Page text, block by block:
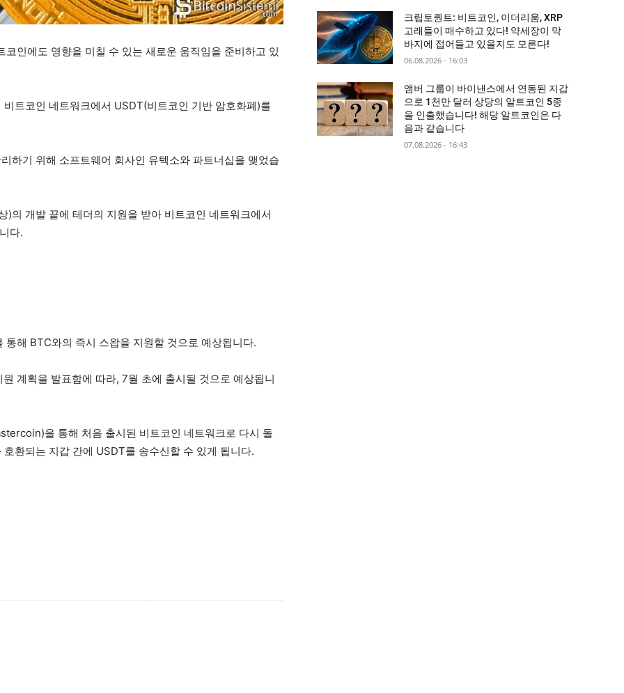
인에도 영향을 미칠 수 있는 새로운 움직임을 준비하고 있
트코인 네트워크에서 USDT(비트코인 기반 암호화폐)를
하기 위해 소프트웨어 회사인 유텍소와 파트너십을 맺었습
의 개발 끝에 테더의 지원을 받아 비트코인 네트워크에서
다.
해 BTC와의 즉시 스왑을 지원할 것으로 예상됩니다.
계획을 발표함에 따라, 7월 초에 출시될 것으로 예상됩니
을 통해 처음 출시된 비트코인 네트워크로 다시 돌
환되는 지갑 간에 USDT를 송수신할 수 있게 됩니다.
크립토퀀트: 비트코인, 이더리움, XRP
고래들이 매수하고 있다! 약세장이 막
바지에 접어들고 있을지도 모른다!
06.08.2026 - 16:03
앰버 그룹이 바이낸스에서 연동된 지갑
으로 1천만 달러 상당의 알트코인 5종
을 인출했습니다! 해당 알트코인은 다
음과 같습니다
07.08.2026 - 16:43